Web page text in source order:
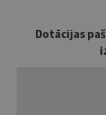
Dotācijas